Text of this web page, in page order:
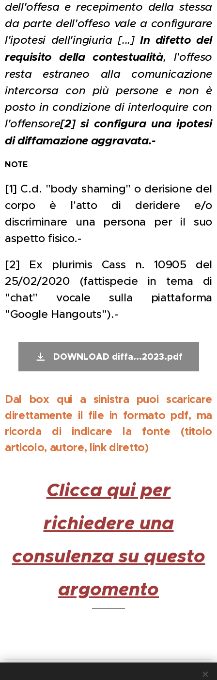
dell'offesa e recepimento della stessa
da parte dell'offeso vale a configurare
l'ipotesi dell'ingiuria [...]In difetto del
requisito della contestualità, l'offeso
resta estraneo alla comunicazione
intercorsa con più persone e non è
posto in condizione di interloquire con
l'offensore[2]si configura una ipotesi
di diffamazione aggravata.-
NOTE
[1] C.d. "body shaming" o derisione del
corpo è l'atto di deridere e/o
discriminare una persona per il suo
aspetto fisico.-
[2] Ex plurimis Cass n. 10905 del
25/02/2020 (fattispecie in tema di
"chat" vocale sulla piattaforma
"Google Hangouts").-
DOWNLOAD diffa...2023.pdf
Dal box qui a sinistra puoi scaricare
direttamente il file in formato pdf, ma
ricorda di indicare la fonte (titolo
articolo, autore, link diretto)
Clicca qui per
richiedere una
consulenza su questo
argomento